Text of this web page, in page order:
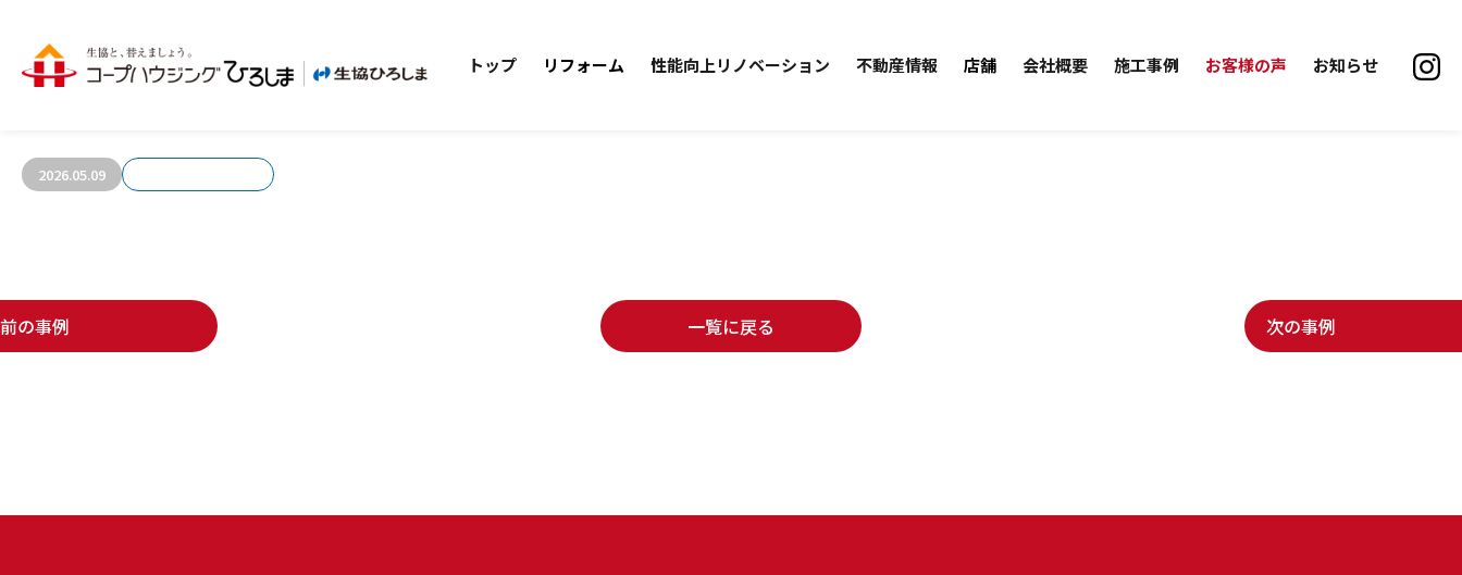
トップ リフォーム 性能向上リノベーション 不動産情報 店舗 会社概要 施工事例 お客様の声 お知らせ
お客さまの声787
2026.05.09
前の事例 次の事例
一覧に戻る